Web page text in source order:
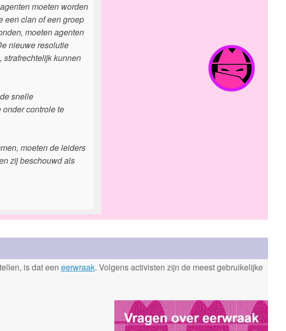
moeten worden
een clan of een groep
moeten agenten
nieuwe resolutie
kunnen
snelle
controle te
moeten de leiders
zij beschouwd als
is dat een eerwraak. Volgens activisten zijn de meest gebruikelijke